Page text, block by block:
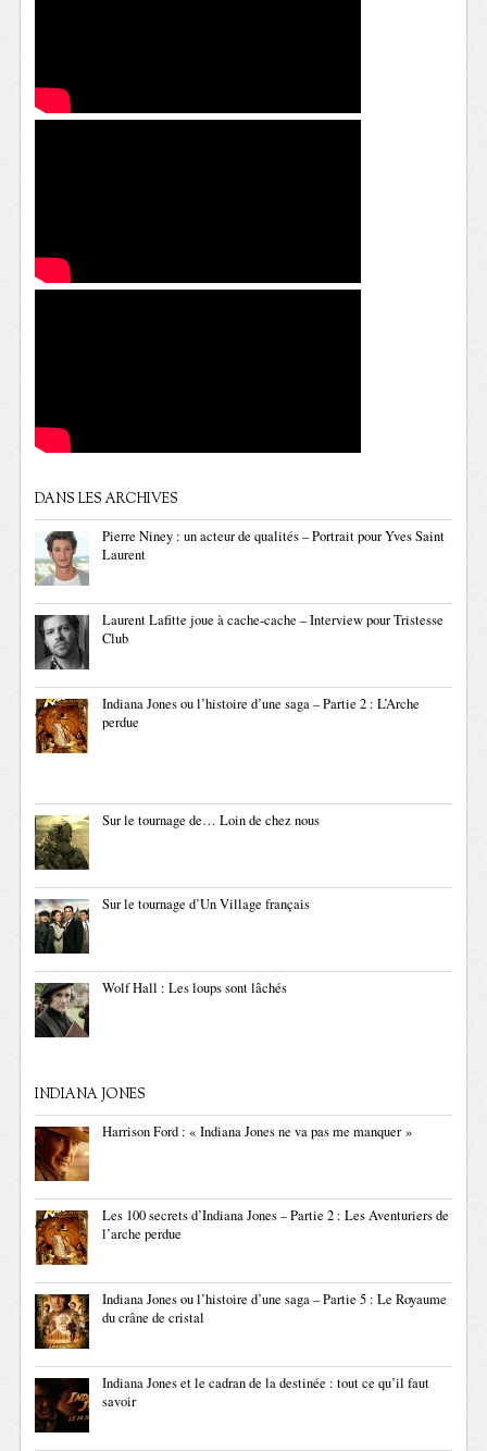
DANS LES ARCHIVES
Pierre Niney : un acteur de qualités – Portrait pour Yves Saint
Laurent
Laurent Lafitte joue à cache-cache – Interview pour Tristesse
Club
Indiana Jones ou l’histoire d’une saga – Partie 2 : L’Arche
perdue
Sur le tournage de… Loin de chez nous
Sur le tournage d’Un Village français
Wolf Hall : Les loups sont lâchés
INDIANA JONES
Harrison Ford : « Indiana Jones ne va pas me manquer »
Les 100 secrets d’Indiana Jones – Partie 2 : Les Aventuriers de
l’arche perdue
Indiana Jones ou l’histoire d’une saga – Partie 5 : Le Royaume
du crâne de cristal
Indiana Jones et le cadran de la destinée : tout ce qu’il faut
savoir